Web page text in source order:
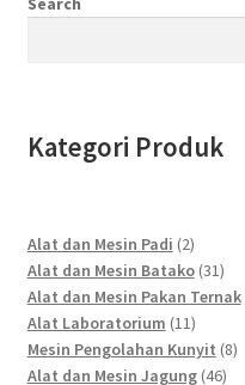
Kategori Produk
Alat dan Mesin Padi 22
products
Alat dan Mesin Batako 3131
Alat dan Mesin Pakan Ternak
Alat Laboratorium 1111
products
Mesin Pengolahan Kunyit 88
Alat dan Mesin Jagung 4646